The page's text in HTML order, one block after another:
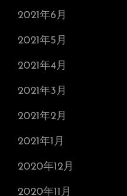
2021年6月
2021年5月
2021年4月
2021年3月
2021年2月
2021年1月
2020年12月
2020年11月